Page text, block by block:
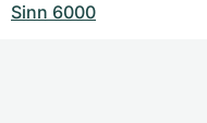
Sinn 6000